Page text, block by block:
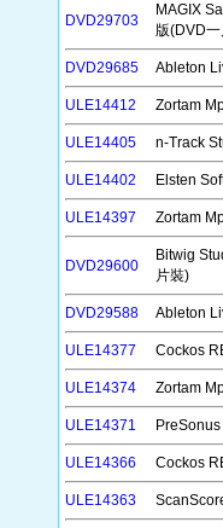
DVD29703
MAGIX
版(DVD
DVD29685 Ableton
ULE14412 Zortam
ULE14405 n-Track
ULE14402 Elsten
ULE14397 Zortam
DVD29600
Bitwig
片裝)
DVD29588 Ableton
ULE14377 Cockos
ULE14374 Zortam
ULE14371
ULE14366 Cockos
ULE14363